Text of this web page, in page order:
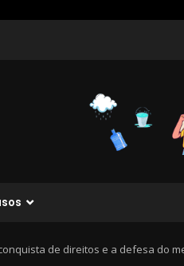
de direitos e a defesa do